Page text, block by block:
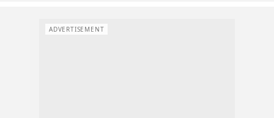
ADVERTISEMENT